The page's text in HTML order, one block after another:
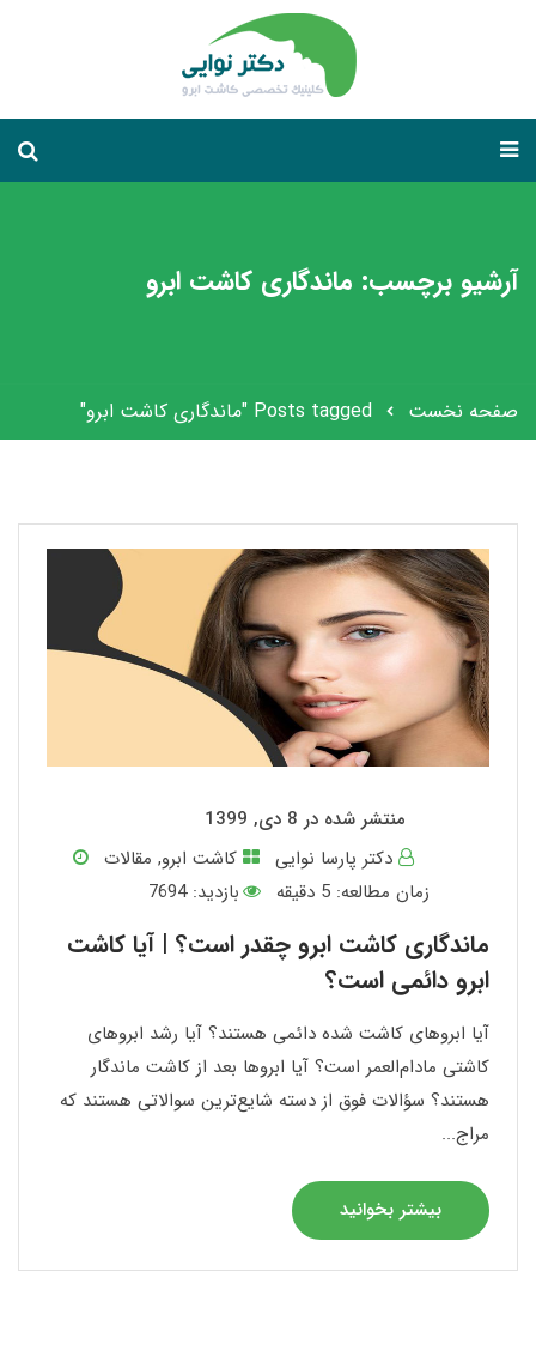
آرشیو برچسب: ماندگاری کاشت ابرو
صفحه نخست Posts tagged "ماندگاری کاشت ابرو"
منتشر شده در 8 دی, 1399
دکتر پارسا نوایی
کاشت ابرو, مقالات
زمان مطالعه: 5 دقیقه بازدید: 7694
ماندگاری کاشت ابرو چقدر است؟ | آیا کاشت
ابرو دائمی است؟
آیا ابروهای کاشت شده دائمی هستند؟ آیا رشد ابروهای
کاشتی مادام‌العمر ‌است؟ آیا ابروها بعد از کاشت ماندگار
هستند؟ سؤالات فوق از دسته شایع‌ترین سوالاتی هستند که
مراج...
بیشتر بخوانید